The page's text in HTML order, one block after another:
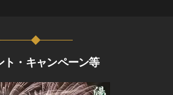
ト・キャンペーン等